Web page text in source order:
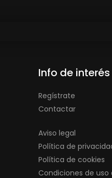
Info de interés
Regístrate
Contactar
Aviso legal
Política de
Política de cookies
Condiciones de uso